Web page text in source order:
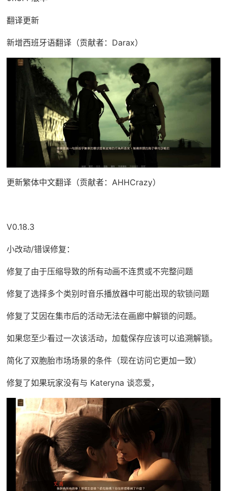
翻译更新
新增西班牙语翻译（贡献者：Darax）
更新繁体中文翻译（贡献者：AHHCrazy）
V0.18.3
小改动/错误修复：
修复了由于压缩导致的所有动画不连贯或不完整问题
修复了选择多个类别时音乐播放器中可能出现的软锁问题
修复了艾因在集市后的活动无法在画廊中解锁的问题。
如果您至少看过一次该活动，加载保存应该可以追溯解锁。
简化了双胞胎市场场景的条件（现在访问它更加一致）
修复了如果玩家没有与 Kateryna 谈恋爱，